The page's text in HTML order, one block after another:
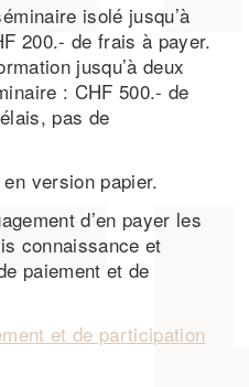
isolé jusqu’à
200.- de frais à payer.
jusqu’à deux
: CHF 500.- de
pas de
version papier.
d’en payer les
connaissance et
paiement et de
et de participation